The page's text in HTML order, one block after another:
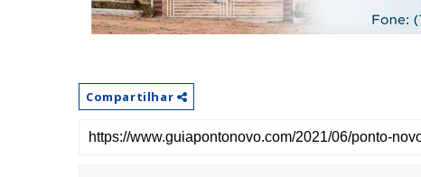
Compartilhar